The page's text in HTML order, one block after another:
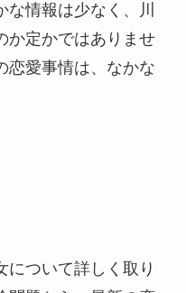
な情報は少なく、川
か定かではありませ
恋愛事情は、なかな
について詳しく取り